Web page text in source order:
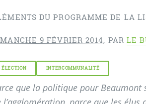
DU PROGRAMME DE LA
9 FÉVRIER 2014, PARLE
ÉLECTION INTERCOMMUNALITÉ
que la politique pour Beaumont